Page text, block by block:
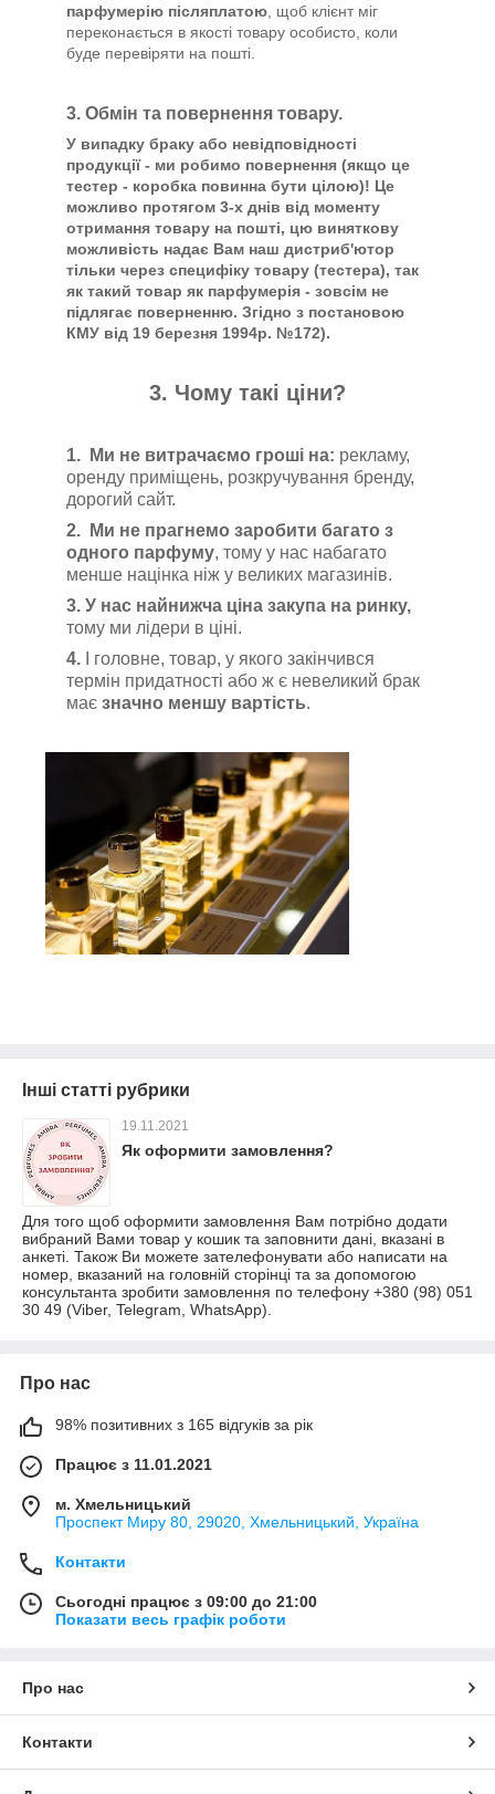
парфумерію післяплатою , щоб клієнт міг
переконається в якості товару особисто, коли
буде перевіряти на пошті.
3. Обмін та повернення товару.
У випадку браку або невідповідності
продукції - ми робимо повернення (якщо це
тестер - коробка повинна бути цілою)! Це
можливо протягом 3-х днів від моменту
отримання товару на пошті, цю виняткову
можливість надає Вам наш дистриб'ютор
тільки через специфіку товару (тестера), так
як такий товар як парфумерія - зовсім не
підлягає поверненню. Згідно з постановою
КМУ від 19 березня 1994р. №172).
3. Чому такі ціни?
1. Ми не витрачаємо гроші на: рекламу,
оренду приміщень, розкручування бренду,
дорогий сайт.
2.
Ми не прагнемо заробити багато з
одного парфуму, тому у нас набагато
менше націнка ніж у великих магазинів.
3. У нас найнижча ціна закупа на ринку,
тому ми лідери в ціні.
4. І головне, товар, у якого закінчився
термін придатності або ж є невеликий брак
має значно меншу вартість.
Інші статті рубрики
19.11.2021
Як оформити замовлення?
Для того щоб оформити замовлення Вам потрібно додати
вибраний Вами товар у кошик та заповнити дані, вказані в
анкеті. Також Ви можете зателефонувати або написати на
номер, вказаний на головній сторінці та за допомогою
консультанта зробити замовлення по телефону +380 (98) 051
30 49 (Viber, Telegram, WhatsApp).
Про нас
98% позитивних з 165 відгуків за рік
Працює з 11.01.2021
м. Хмельницький
Проспект Миру 80, 29020, Хмельницький, Україна
Контакти
Сьогодні працює з 09:00 до 21:00
Показати весь графік роботи
Про нас
Контакти